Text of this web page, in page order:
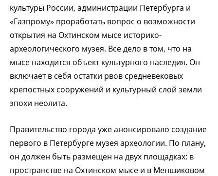
культуры России, администрации Петербурга и
«Газпрому» проработать вопрос о возможности
открытия на Охтинском мысе историко-
археологического музея. Все дело в том, что на
мысе находится объект культурного наследия. Он
включает в себя остатки рвов средневековых
крепостных сооружений и культурный слой земли
эпохи неолита.
Правительство города уже анонсировало создание
первого в Петербурге музея археологии. По плану,
он должен быть размещен на двух площадках: в
пространстве на Охтинском мысе и в Меншиковом